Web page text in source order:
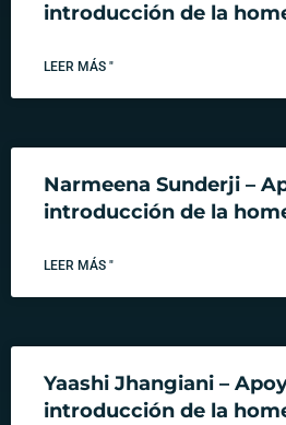
introducción de la
LEER MÁS "
Narmeena Sunderji –
introducción de la
LEER MÁS "
Yaashi Jhangiani –
introducción de la